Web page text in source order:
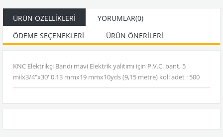
ÜRÜN ÖZELLIKLERI YORUMLAR(0)
ÖDEME SEÇENEKLERI
ÜRÜN ÖNERILERI
KNC Elektrikçi Bandı mavi Elektrik yalıtımı için P.V.C. bant, 5
milx3/4"x30' 0.13 mmx19 mmx10yds (9,15 metre) koli adet : 500